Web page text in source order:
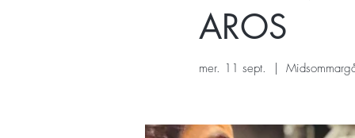
AROS
mer. 11 sept.
  |